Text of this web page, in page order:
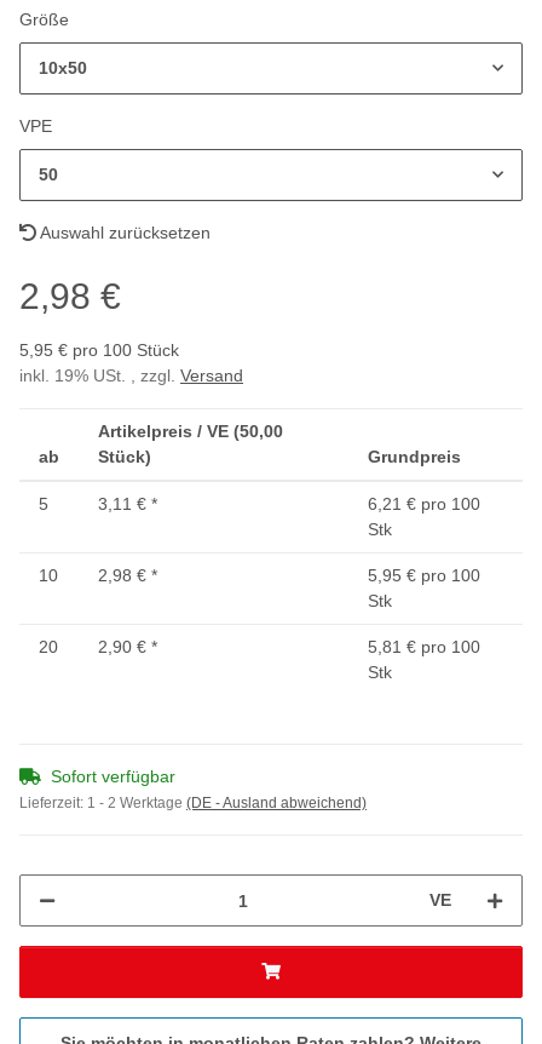
Größe
10x50
VPE
50
Auswahl zurücksetzen
2,98 €
5,95 € pro 100 Stück
inkl. 19% USt. , zzgl. Versand
ab
Artikelpreis / VE (50,00
Stück)
Grundpreis
5 3,11 € *
6,21 € pro 100
Stk
10 2,98 € *
5,95 € pro 100
Stk
20 2,90 € *
5,81 € pro 100
Stk
Sofort verfügbar
Lieferzeit: 1 - 2 Werktage (DE - Ausland abweichend)
VE